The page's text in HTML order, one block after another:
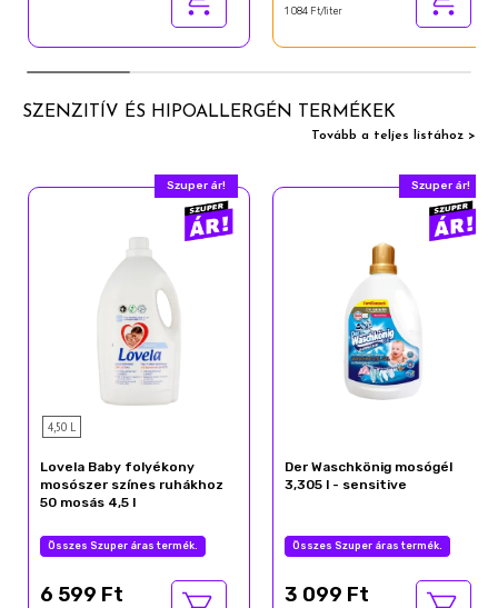
1 084 Ft/liter
SZENZITÍV ÉS HIPOALLERGÉN TERMÉKEK
Tovább a teljes listához >
Szuper ár!
4,50 L
Lovela Baby folyékony
mosószer színes ruhákhoz
50 mosás 4,5 l
Összes Szuper áras termék.
6 599 Ft
Szuper ár!
Der Waschkönig mosógél
3,305 l - sensitive
Összes Szuper áras termék.
3 099 Ft